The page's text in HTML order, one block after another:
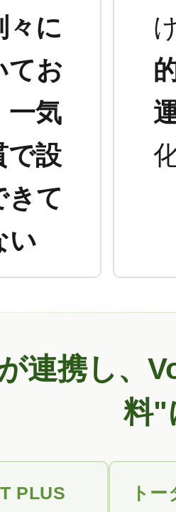
々に
てお
一気
で設
きて
い
連携し、
料"
PLUS
ト